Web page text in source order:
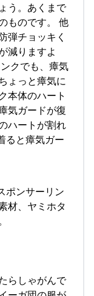
う。あくまで
ものです。 他
弾チョッキく
減りますよ
クでも、瘴気
ょっと瘴気に
本体のハート
気ガードが復
ハートが割れ
ると瘴気ガー
ポンサーリン
材、ヤミホタ
らしゃがんで